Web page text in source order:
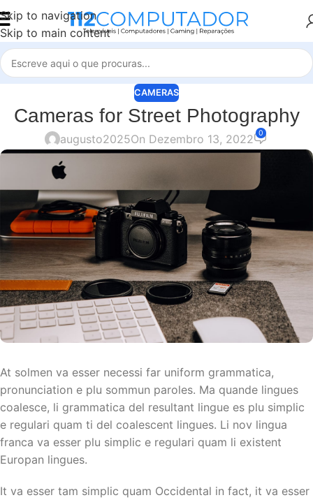
Skip to navigation
Skip to main content
CAMERAS
Cameras for Street Photography
augusto2025On Dezembro 13, 2022 0
At solmen va esser necessi far uniform grammatica,
pronunciation e plu sommun paroles. Ma quande lingues
coalesce, li grammatica del resultant lingue es plu simplic
e regulari quam ti del coalescent lingues. Li nov lingua
franca va esser plu simplic e regulari quam li existent
Europan lingues.
It va esser tam simplic quam Occidental in fact, it va esser